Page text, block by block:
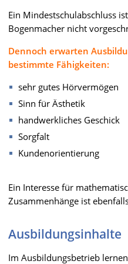
Ein Mindestschulabschluss
Bogenmacher nicht
Dennoch erwarten
bestimmte Fähigkeiten:
sehr gutes Hörvermögen
Sinn für Ästhetik
handwerkliches Geschick
Sorgfalt
Kundenorientierung
Ein Interesse für
Zusammenhänge ist
Ausbildungsinhalte
Im Ausbildungsbetrieb